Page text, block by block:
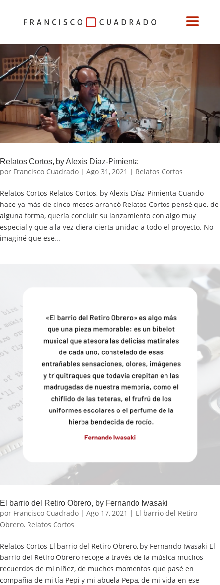
Relatos Cortos, by Alexis Díaz-Pimienta
por Francisco Cuadrado | Ago 31, 2021 | Relatos Cortos
Relatos Cortos Relatos Cortos, by Alexis Díaz-Pimienta Cuando
hace ya más de cinco meses arrancó Relatos Cortos pensé que, de
alguna forma, quería concluir su lanzamiento con algo muy
especial y que a la vez diera cierta unidad a todo el proyecto. No
imaginé que ese...
El barrio del Retiro Obrero, by Fernando Iwasaki
por Francisco Cuadrado | Ago 17, 2021 | El barrio del Retiro
Obrero, Relatos Cortos
Relatos Cortos El barrio del Retiro Obrero, by Fernando Iwasaki El
barrio del Retiro Obrero recoge a través de la música muchos
recuerdos de mi niñez, de muchos momentos que pasé en
compañía de mi tía Pepi y mi abuela Pepa, de mi vida en ese